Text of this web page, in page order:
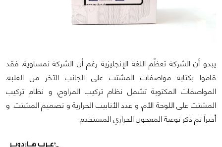
يبدو أن الشركة تعظّم اللغة الإنجليزية رغم أن الشركة نمساوية. فقد
قاموا بكتابة مواصفات المشتت على الجانب الآخر من العلبة.
المواصفات المكتوبة تشمل نظام تركيب المراوح, و نظام تركيب
المشتت على اللوحة الأم, و عدد الأنابيب الحرارية و تصميم المشتت. و
أخيراً تم ذكر نوعية المعجون الحراري المستخدم.